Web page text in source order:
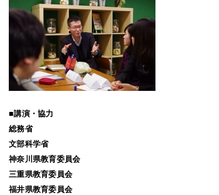
■講演・協力
総務省
文部科学省
神奈川県教育委員会
三重県教育委員会
福井県教育委員会